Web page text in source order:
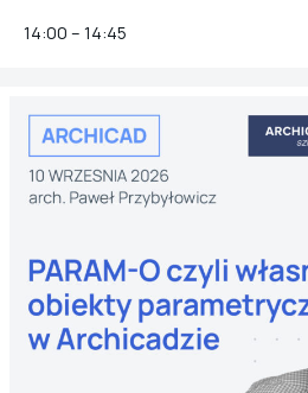
14:00 – 14:45